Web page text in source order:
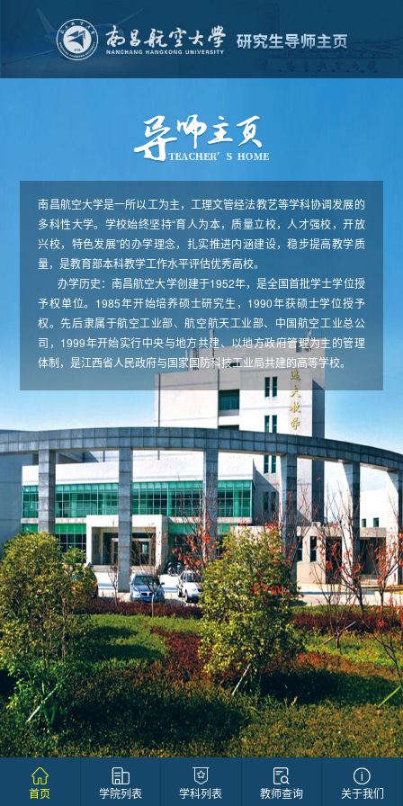
南昌航空大学是一所以工为主，工理文管经法教艺等学科协调发展的
多科性大学。学校始终坚持“育人为本，质量立校，人才强校，开放
兴校，特色发展”的办学理念，扎实推进内涵建设，稳步提高教学质
量，是教育部本科教学工作水平评估优秀高校。
办学历史：南昌航空大学创建于1952年，是全国首批学士学位授
予权单位。1985年开始培养硕士研究生，1990年获硕士学位授予
权。先后隶属于航空工业部、航空航天工业部、中国航空工业总公
司，1999年开始实行中央与地方共建、以地方政府管理为主的管理
体制，是江西省人民政府与国家国防科技工业局共建的高等学校。
首页 学院列表 学科列表 教师查询 关于我们